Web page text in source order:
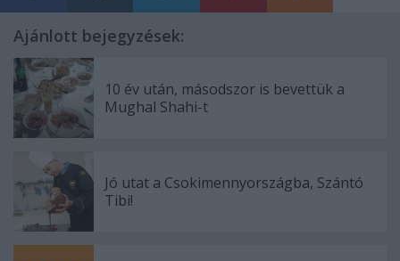
Ajánlott bejegyzések:
10 év után, másodszor is bevettük a
Mughal Shahi-t
Jó utat a Csokimennyországba, Szántó
Tibi!